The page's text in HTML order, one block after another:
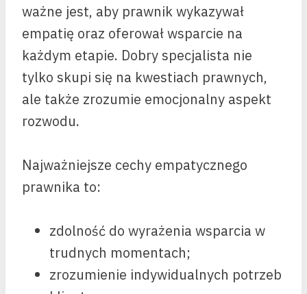
ważne jest, aby prawnik wykazywał
empatię oraz oferował wsparcie na
każdym etapie. Dobry specjalista nie
tylko skupi się na kwestiach prawnych,
ale także zrozumie emocjonalny aspekt
rozwodu.
Najważniejsze cechy empatycznego
prawnika to:
zdolność do wyrażenia wsparcia w
trudnych momentach;
zrozumienie indywidualnych potrzeb